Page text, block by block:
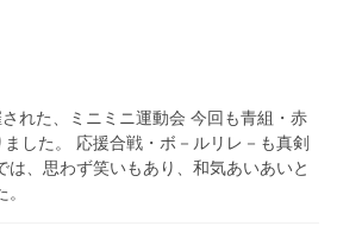
れた、ミニミニ運動会 今回も青組・赤
した。 応援合戦・ボ－ルリレ－も真剣
は、思わず笑いもあり、和気あいあいと